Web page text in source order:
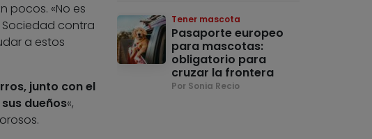
pocos. «No es
Sociedad contra
a estos
junto con el
dueños«,
Tener mascota
Pasaporte europeo
para mascotas:
obligatorio para
cruzar la frontera
Por Sonia Recio